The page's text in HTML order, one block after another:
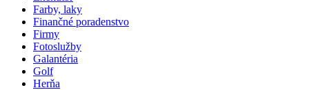
Farby, laky
Finančné poradenstvo
Firmy
Fotoslužby
Galantéria
Golf
Herňa